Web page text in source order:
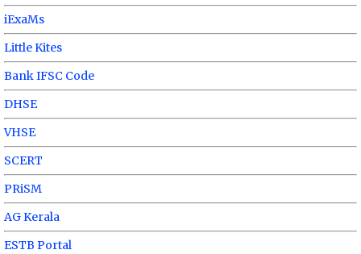
iExaMs
Little Kites
Bank IFSC Code
DHSE
VHSE
SCERT
PRiSM
AG Kerala
ESTB Portal